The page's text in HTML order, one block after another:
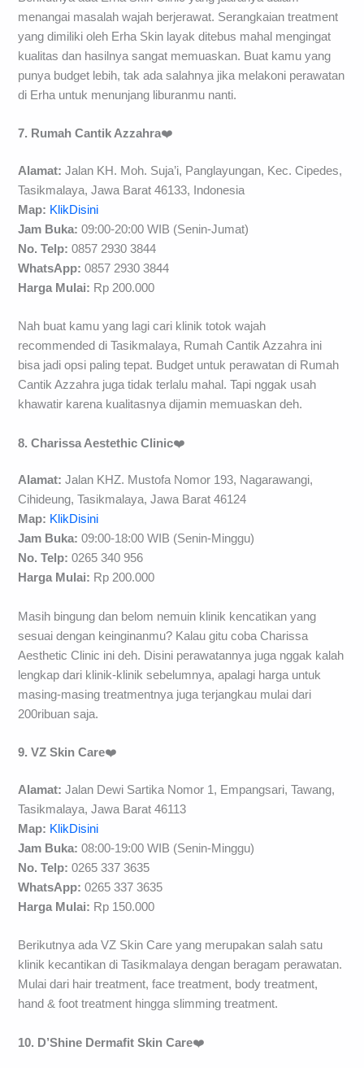
menangai masalah wajah berjerawat. Serangkaian treatment
yang dimiliki oleh Erha Skin layak ditebus mahal mengingat
kualitas dan hasilnya sangat memuaskan. Buat kamu yang
punya budget lebih, tak ada salahnya jika melakoni perawatan
di Erha untuk menunjang liburanmu nanti.
7. Rumah Cantik Azzahra❤️
Alamat: Jalan KH. Moh. Suja’i, Panglayungan, Kec. Cipedes,
Tasikmalaya, Jawa Barat 46133, Indonesia
Map: KlikDisini
Jam Buka: 09:00-20:00 WIB (Senin-Jumat)
No. Telp: 0857 2930 3844
WhatsApp: 0857 2930 3844
Harga Mulai: Rp 200.000
Nah buat kamu yang lagi cari klinik totok wajah
recommended di Tasikmalaya, Rumah Cantik Azzahra ini
bisa jadi opsi paling tepat. Budget untuk perawatan di Rumah
Cantik Azzahra juga tidak terlalu mahal. Tapi nggak usah
khawatir karena kualitasnya dijamin memuaskan deh.
8. Charissa Aestethic Clinic❤️
Alamat: Jalan KHZ. Mustofa Nomor 193, Nagarawangi,
Cihideung, Tasikmalaya, Jawa Barat 46124
Map: KlikDisini
Jam Buka: 09:00-18:00 WIB (Senin-Minggu)
No. Telp: 0265 340 956
Harga Mulai: Rp 200.000
Masih bingung dan belom nemuin klinik kencatikan yang
sesuai dengan keinginanmu? Kalau gitu coba Charissa
Aesthetic Clinic ini deh. Disini perawatannya juga nggak kalah
lengkap dari klinik-klinik sebelumnya, apalagi harga untuk
masing-masing treatmentnya juga terjangkau mulai dari
200ribuan saja.
9. VZ Skin Care❤️
Alamat: Jalan Dewi Sartika Nomor 1, Empangsari, Tawang,
Tasikmalaya, Jawa Barat 46113
Map: KlikDisini
Jam Buka: 08:00-19:00 WIB (Senin-Minggu)
No. Telp: 0265 337 3635
WhatsApp: 0265 337 3635
Harga Mulai: Rp 150.000
Berikutnya ada VZ Skin Care yang merupakan salah satu
klinik kecantikan di Tasikmalaya dengan beragam perawatan.
Mulai dari hair treatment, face treatment, body treatment,
hand & foot treatment hingga slimming treatment.
10. D’Shine Dermafit Skin Care❤️